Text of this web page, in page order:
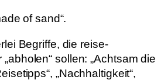
of sand“.
Begriffe, die reise-
sollen: „Achtsam die
„Nachhaltigkeit“,